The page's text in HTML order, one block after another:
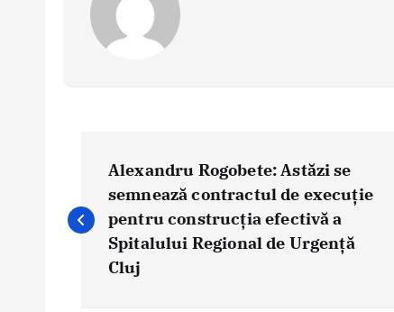
t
Alexandru Rogobete: Astăzi se
semnează contractul de execuție
pentru construcția efectivă a
Spitalului Regional de Urgență
Cluj